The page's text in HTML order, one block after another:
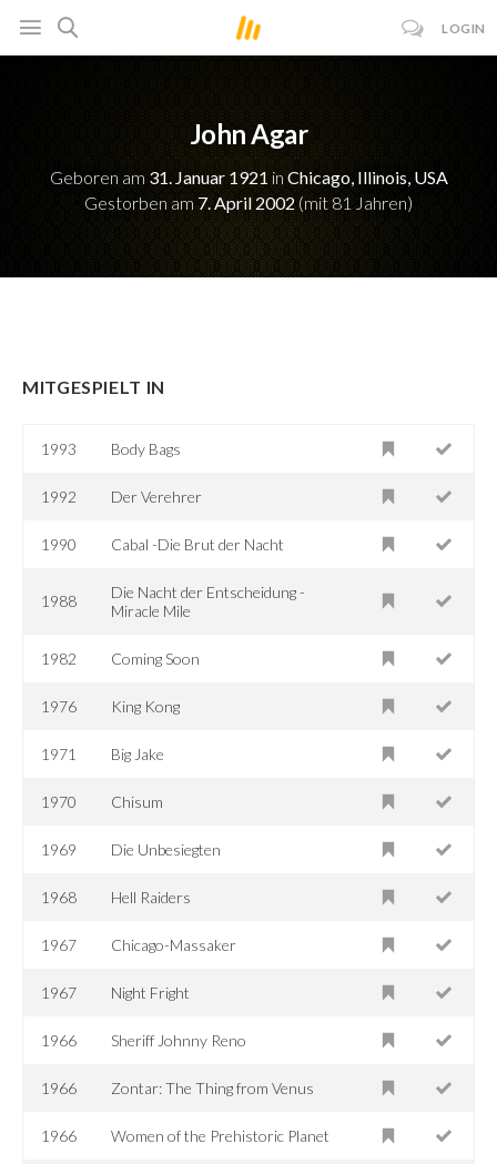
LOGIN
John Agar
Geboren am 31. Januar 1921 in Chicago, Illinois, USA
Gestorben am 7. April 2002 (mit 81 Jahren)
MITGESPIELT IN
1993 Body Bags
1992 Der Verehrer
1990 Cabal -Die Brut der Nacht
1988
Die Nacht der Entscheidung -
Miracle Mile
1982 Coming Soon
1976 King Kong
1971 Big Jake
1970 Chisum
1969 Die Unbesiegten
1968 Hell Raiders
1967 Chicago-Massaker
1967 Night Fright
1966 Sheriff Johnny Reno
1966 Zontar: The Thing from Venus
1966 Women of the Prehistoric Planet